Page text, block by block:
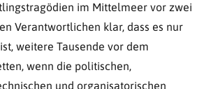
im Mittelmeer vor zwei
Verantwortlichen klar, dass es nur
weitere Tausende vor dem
wenn die poli­ti­schen,
und organisatorischen